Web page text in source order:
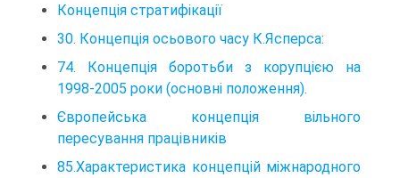
Концепція стратифікації
30. Концепція осьового часу К.Ясперса:
74. Концепція боротьби з корупцією на
1998-2005 роки (основні положення).
Європейська концепція вільного
пересування працівників
85.Характеристика концепцій міжнародного